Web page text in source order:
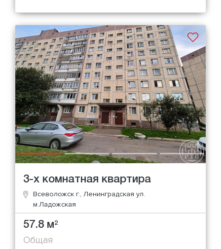
3-х комнатная квартира
Всеволожск г., Ленинградская ул.
м.Ладожская
57.8 м2
Общая